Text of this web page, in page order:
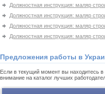
Должностная инструкция: маляр
Должностная инструкция: маляр
Должностная инструкция: маляр
Должностная инструкция: маляр
Предложения работы в
Если в текущий момент вы находитесь
внимание на каталог лучших